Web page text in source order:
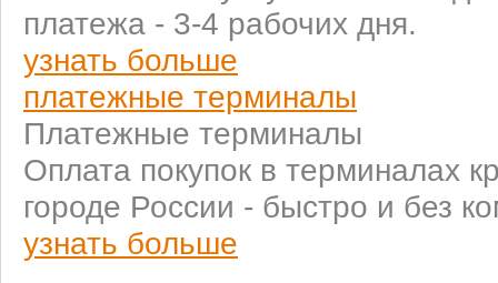
платежа - 3-4 рабочих дня.
узнать больше
платежные терминалы
Платежные терминалы
Оплата покупок в терминалах
городе России - быстро и без
узнать больше